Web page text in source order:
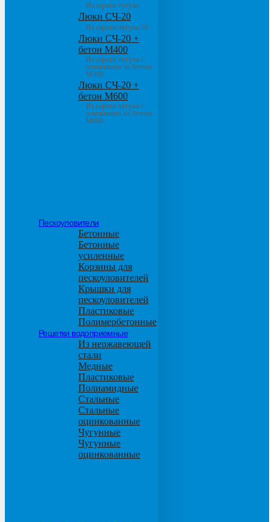
Из серого чугуна
Люки СЧ-20
Из серого чугуна 20
Люки СЧ-20 +
бетон М400
Из серого чугуна с
основанием из бетона
М400
Люки СЧ-20 +
бетон М600
Из серого чугуна с
основанием из бетона
М600
Пескоуловители
Бетонные
Бетонные
усиленные
Корзины для
пескоуловителей
Крышки для
пескоуловителей
Пластиковые
Полимербетонные
Решетки водоприемные
Из нержавеющей
стали
Медные
Пластиковые
Полиамидные
Стальные
Стальные
оцинкованные
Чугунные
Чугунные
оцинкованные